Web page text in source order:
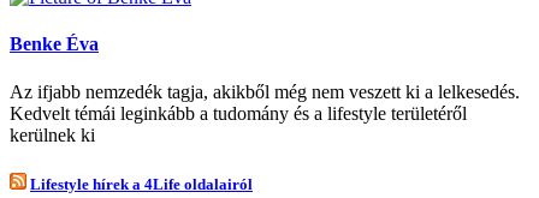
Benke Éva
Az ifjabb nemzedék tagja, akikből még nem veszett ki a lelkesedés.
Kedvelt témái leginkább a tudomány és a lifestyle területéről
kerülnek ki
Lifestyle hírek a 4Life oldalairól